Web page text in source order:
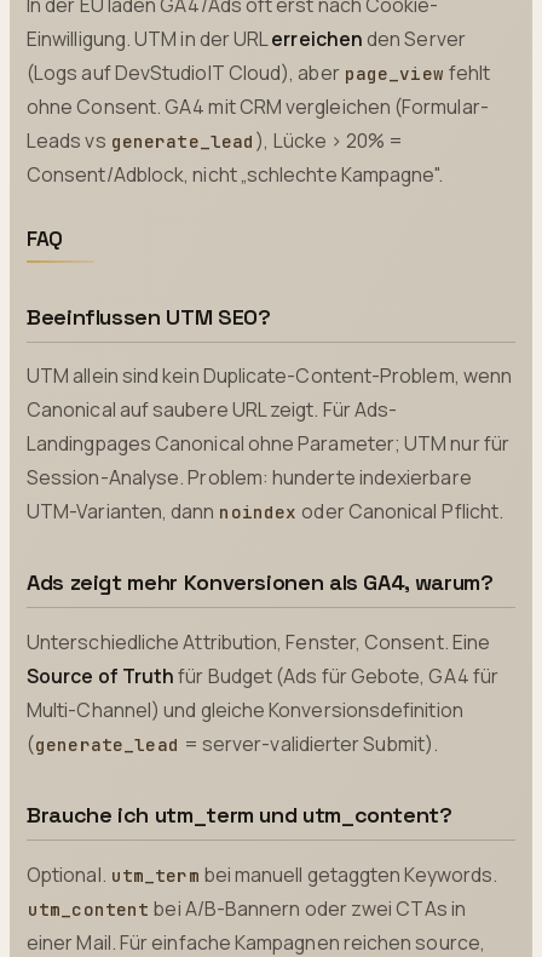
Einwilligung. UTM in der URLerreichenden Server
(Logs auf DevStudioIT Cloud), aber page_view fehlt
ohne Consent. GA4 mit CRM vergleichen (Formular-
Leads vs generate_lead ), Lücke > 20% =
Consent/Adblock, nicht „schlechte Kampagne".
FAQ
Beeinflussen UTM SEO?
UTM allein sind kein Duplicate-Content-Problem, wenn
Canonical auf saubere URL zeigt. Für Ads-
Landingpages Canonical ohne Parameter; UTM nur für
Session-Analyse. Problem: hunderte indexierbare
UTM-Varianten, dann noindex oder Canonical Pflicht.
Ads zeigt mehr Konversionen als GA4, warum?
Unterschiedliche Attribution, Fenster, Consent. Eine
Source of Truthfür Budget (Ads für Gebote, GA4 für
Multi-Channel) und gleiche Konversionsdefinition
(generate_lead = server-validierter Submit).
Brauche ich utm_term und utm_content?
Optional. utm_term bei manuell getaggten Keywords.
utm_content bei A/B-Bannern oder zwei CTAs in
einer Mail. Für einfache Kampagnen reichen source,